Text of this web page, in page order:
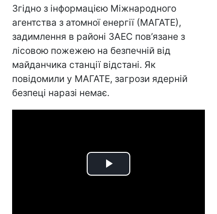
Згідно з інформацією Міжнародного
агентства з атомної енергії (МАГАТЕ),
задимлення в районі ЗАЕС пов’язане з
лісовою пожежею на безпечній від
майданчика станції відстані. Як
повідомили у МАГАТЕ, загрози ядерній
безпеці наразі немає.
Play